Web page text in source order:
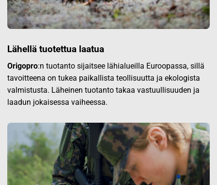
Lähellä tuotettua laatua
Origopro:n tuotanto sijaitsee lähialueilla Euroopassa, sillä
tavoitteena on tukea paikallista teollisuutta ja ekologista
valmistusta. Läheinen tuotanto takaa vastuullisuuden ja
laadun jokaisessa vaiheessa.